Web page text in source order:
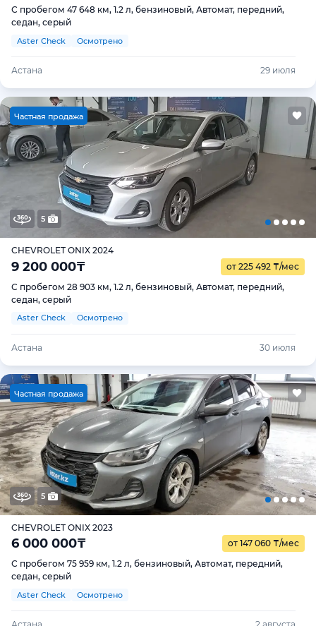
С пробегом 47 648 км, 1.2 л, бензиновый, Автомат, передний,
седан, серый
Aster Check Осмотрено
Астана 29 июля
Частная продажа
5
CHEVROLET ONIX 2024
9 200 000₸ от 225 492 ₸/мес
С пробегом 28 903 км, 1.2 л, бензиновый, Автомат, передний,
седан, серый
Aster Check Осмотрено
Астана 30 июля
Частная продажа
5
CHEVROLET ONIX 2023
6 000 000₸ от 147 060 ₸/мес
С пробегом 75 959 км, 1.2 л, бензиновый, Автомат, передний,
седан, серый
Aster Check Осмотрено